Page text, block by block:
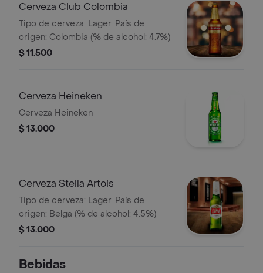
Cerveza Club Colombia
Tipo de cerveza: Lager. País de
origen: Colombia (% de alcohol: 4.7%)
$ 11.500
Cerveza Heineken
Cerveza Heineken
$ 13.000
Cerveza Stella Artois
Tipo de cerveza: Lager. País de
origen: Belga (% de alcohol: 4.5%)
$ 13.000
Bebidas